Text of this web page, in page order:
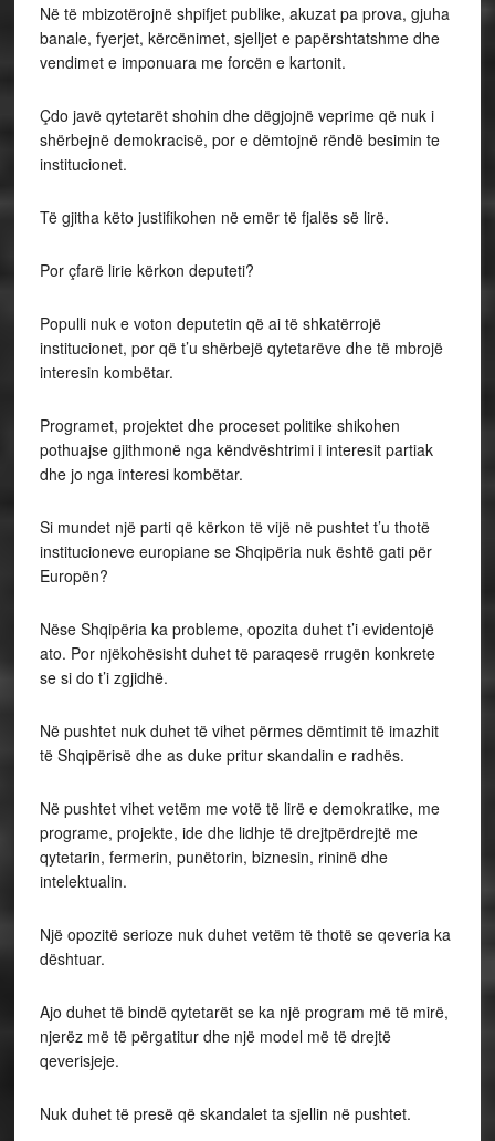
Në të mbizotërojnë shpifjet publike, akuzat pa prova, gjuha
banale, fyerjet, kërcënimet, sjelljet e papërshtatshme dhe
vendimet e imponuara me forcën e kartonit.
Çdo javë qytetarët shohin dhe dëgjojnë veprime që nuk i
shërbejnë demokracisë, por e dëmtojnë rëndë besimin te
institucionet.
Të gjitha këto justifikohen në emër të fjalës së lirë.
Por çfarë lirie kërkon deputeti?
Populli nuk e voton deputetin që ai të shkatërrojë
institucionet, por që t’u shërbejë qytetarëve dhe të mbrojë
interesin kombëtar.
Programet, projektet dhe proceset politike shikohen
pothuajse gjithmonë nga këndvështrimi i interesit partiak
dhe jo nga interesi kombëtar.
Si mundet një parti që kërkon të vijë në pushtet t’u thotë
institucioneve europiane se Shqipëria nuk është gati për
Europën?
Nëse Shqipëria ka probleme, opozita duhet t’i evidentojë
ato. Por njëkohësisht duhet të paraqesë rrugën konkrete
se si do t’i zgjidhë.
Në pushtet nuk duhet të vihet përmes dëmtimit të imazhit
të Shqipërisë dhe as duke pritur skandalin e radhës.
Në pushtet vihet vetëm me votë të lirë e demokratike, me
programe, projekte, ide dhe lidhje të drejtpërdrejtë me
qytetarin, fermerin, punëtorin, biznesin, rininë dhe
intelektualin.
Një opozitë serioze nuk duhet vetëm të thotë se qeveria ka
dështuar.
Ajo duhet të bindë qytetarët se ka një program më të mirë,
njerëz më të përgatitur dhe një model më të drejtë
qeverisjeje.
Nuk duhet të presë që skandalet ta sjellin në pushtet.